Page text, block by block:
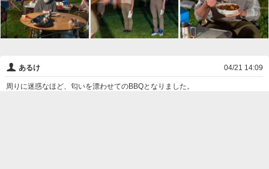
👤 あるけ 04/21 14:09
周りに迷惑なほど、匂いを漂わせてのBBQとなりました。